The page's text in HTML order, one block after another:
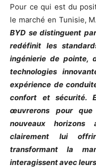
Pour ce qui est du
le marché en Tunisie,
BYD se distinguent
redéfinit les
ingénierie de pointe,
technologies
expérience de
confort et sécurité.
œuvrerons pour
nouveaux horizons
clairement lui
transformant la
interagissent avec